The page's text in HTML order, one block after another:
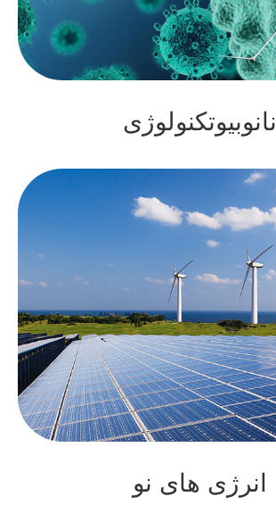
نانوبیوتکنولوژی
انرژی های نو